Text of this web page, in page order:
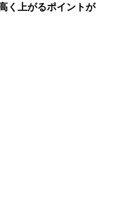
く上がるポイントが